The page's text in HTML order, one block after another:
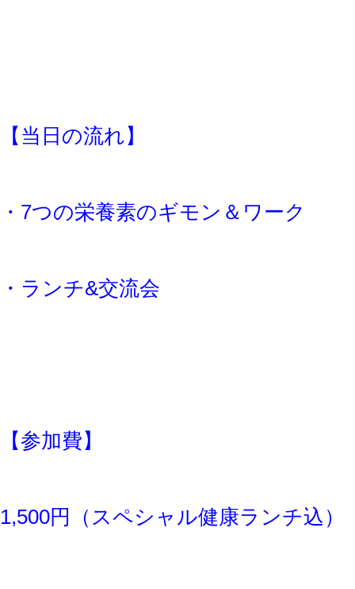
【当日の流れ】
・7つの栄養素のギモン＆ワーク
・ランチ&交流会
【参加費】
1,500円（スペシャル健康ランチ込）